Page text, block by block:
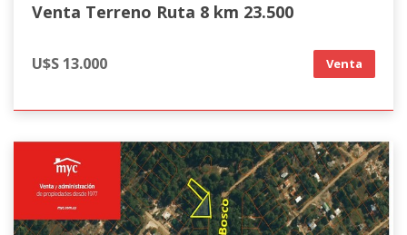
Venta Terreno Ruta 8 km 23.500
U$S 13.000 Venta